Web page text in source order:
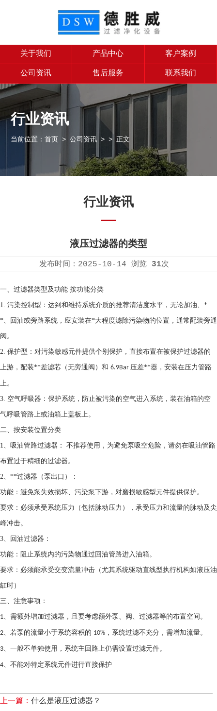
关于我们 产品中心 客户案例
公司资讯 售后服务 联系我们
行业资讯
当前位置：首页 >公司资讯 >> 正文
行业资讯
液压过滤器的类型
发布时间： 2025-10-14 浏览 31次
一、 过滤器类型及功能 按功能分类
1. 污染控制型：达到和维持系统介质的推荐清洁度水平，无论加油、*
*、回油或旁路系统，应安装在*大程度滤除污染物的位置，通常配装旁通
阀。
2. 保护型：对污染敏感元件提供个别保护，直接布置在被保护过滤器的
上游，配装**差滤芯（无旁通阀）和 6.9Bar 压差**器，安装在压力管路
上。
3. 空气呼吸器：保护系统，防止被污染的空气进入系统，装在油箱的空
气呼吸管路上或油箱上盖板上。
二、 按安装位置分类
1、 吸油管路过滤器 ： 不推荐使用，为避免泵吸空危险，请勿在吸油管路
布置过于精细的过滤器。
2、 **过滤器 （泵出口）：
功能：避免泵失效损坏、污染泵下游，对磨损敏感型元件提供保护。
要求：必须承受系统压力（包括脉动压力），承受压力和流量的脉动及尖
峰冲击。
3、 回油过滤器 ：
功能：阻止系统内的污染物通过回油管路进入油箱。
要求：必须能承受交变流量冲击（尤其系统驱动直线型执行机构如液压油
缸时）
三、 注意事项：
1、 需额外增加过滤器，且要考虑额外泵、阀、过滤器等的布置空间。
2、 若泵的流量小于系统容积的 10% ，系统过滤不充分，需增加流量。
3、 一般不单独使用，系统主回路上仍需设置过滤元件。
4、 不能对特定系统元件进行直接保护
上一篇： 什么是液压过滤器？